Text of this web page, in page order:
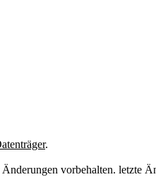
.
vorbehalten.